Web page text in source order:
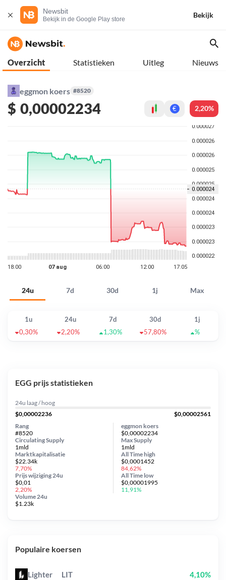
Newsbit
Bekijk in de Google Play store
Bekijk
Overzicht Statistieken Uitleg Nieuws
eggmon koers #8520
$ 0,00002234 € 2,20%
24u 7d 30d 1j Max
1u 24u 7d 30d
1j
0,30%
2,20% 1,30% 57,80% %
EGG prijs statistieken
24u laag / hoog
$0,00002236
$0,00002561
eggmon koers
$0,00002234
Circulating Supply
1mld
Prijs wijziging 24u
$0,01
2,20%
Max Supply
1mld
Marktkapitalisatie
$22.34k
7,70%
Volume 24u
$1.23k
Rang
#8520
All Timehigh
$0,0001452
84,62%
All Time low
$0,00001995
11,91%
Populaire koersen
Lighter LIT 4,10%